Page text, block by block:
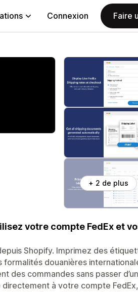
Connexion Faire
+ 2 de plus
votre compte FedEx et
Shopify. Imprimez des
formalités douanières
des commandes sans passer d’un
directement à votre compte FedEx,